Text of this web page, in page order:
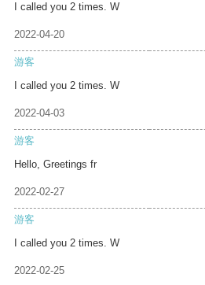
I called you 2 times. W
2022-04-20
游客
I called you 2 times. W
2022-04-03
游客
Hello, Greetings fr
2022-02-27
游客
I called you 2 times. W
2022-02-25